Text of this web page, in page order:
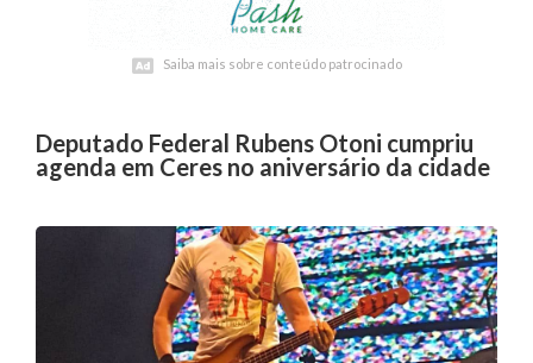
Saiba mais sobre conteúdo patrocinado
Saiba mais sobre conteúdo patrocinado
Deputado Federal Rubens Otoni cumpriu
agenda em Ceres no aniversário da cidade